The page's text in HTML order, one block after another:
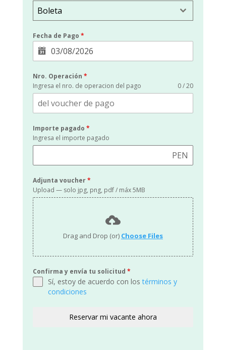
Boleta
Fecha de Pago *
Nro. Operación *
Ingresa el nro. de operacion del pago
0 / 20
Importe pagado *
Ingresa el importe pagado
PEN
Adjunta voucher*
Upload — solo jpg, png, pdf / máx 5MB
Drag and Drop (or) Choose Files
Confirma y envía tu solicitud *
Sí, estoy de acuerdo con lostérminos y
condiciones
Reservar mi vacante ahora